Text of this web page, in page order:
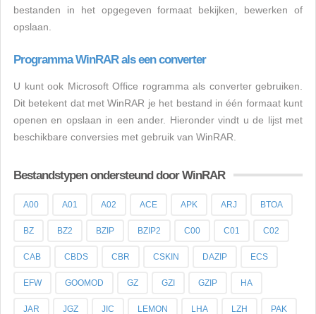
bestanden in het opgegeven formaat bekijken, bewerken of
opslaan.
Programma WinRAR als een converter
U kunt ook Microsoft Office rogramma als converter gebruiken.
Dit betekent dat met WinRAR je het bestand in één formaat kunt
openen en opslaan in een ander. Hieronder vindt u de lijst met
beschikbare conversies met gebruik van WinRAR.
Bestandstypen ondersteund door WinRAR
A00 A01 A02 ACE APK ARJ BTOA
BZ BZ2 BZIP BZIP2 C00 C01 C02
CAB CBDS CBR CSKIN DAZIP ECS
EFW GOOMOD GZ GZI GZIP HA
JAR JGZ JIC LEMON LHA LZH PAK